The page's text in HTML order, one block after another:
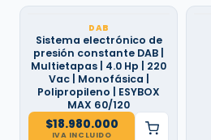
DAB
Sistema electrónico de
presión constante DAB |
Multietapas | 4.0 Hp | 220
Vac | Monofásica |
Polipropileno | ESYBOX
MAX 60/120
$18.980.000
IVA INCLUIDO